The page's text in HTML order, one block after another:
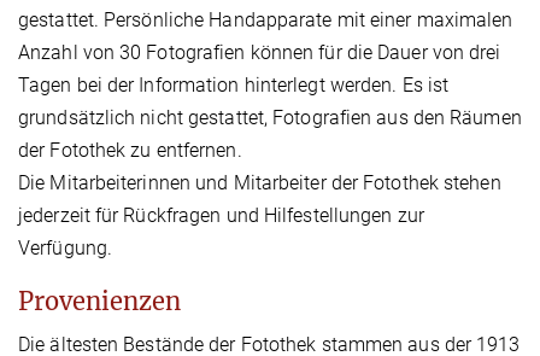
gestattet. Persönliche Handapparate mit einer maximalen
Anzahl von 30 Fotografien können für die Dauer von drei
Tagen bei der Information hinterlegt werden. Es ist
grundsätzlich nicht gestattet, Fotografien aus den Räumen
der Fotothek zu entfernen.
Die Mitarbeiterinnen und Mitarbeiter der Fotothek stehen
jederzeit für Rückfragen und Hilfestellungen zur
Verfügung.
Provenienzen
Die ältesten Bestände der Fotothek stammen aus der 1913